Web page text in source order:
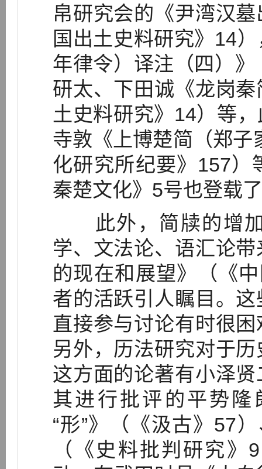
帛研究会的《尹湾汉
国出土史料研究》14
年律令）译注（四）
研太、下田诚《龙岗
土史料研究》14）等
寺敦《上博楚简（郑子
化研究所纪要》157）
秦楚文化》5号也登载
此外，简牍的增加
学、文法论、语汇论
的现在和展望》（《
者的活跃引人瞩目。
直接参与讨论有时很
另外，历法研究对于
这方面的论著有小泽
其进行批评的平势
“形”》（《汲古》57
（《史料批判研究